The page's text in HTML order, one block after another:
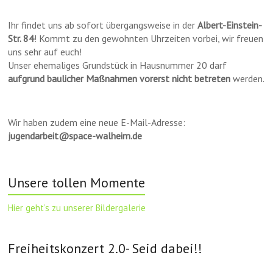
Ihr findet uns ab sofort übergangsweise in derAlbert-Einstein-
Str. 84! Kommt zu den gewohnten Uhrzeiten vorbei, wir freuen
uns sehr auf euch!
Unser ehemaliges Grundstück in Hausnummer 20 darf
aufgrund baulicher Maßnahmen vorerst nicht betreten werden.
Wir haben zudem eine neue E-Mail-Adresse:
jugendarbeit@space-walheim.de
Unsere tollen Momente
Hier geht’s zu unserer Bildergalerie
Freiheitskonzert 2.0- Seid dabei!!